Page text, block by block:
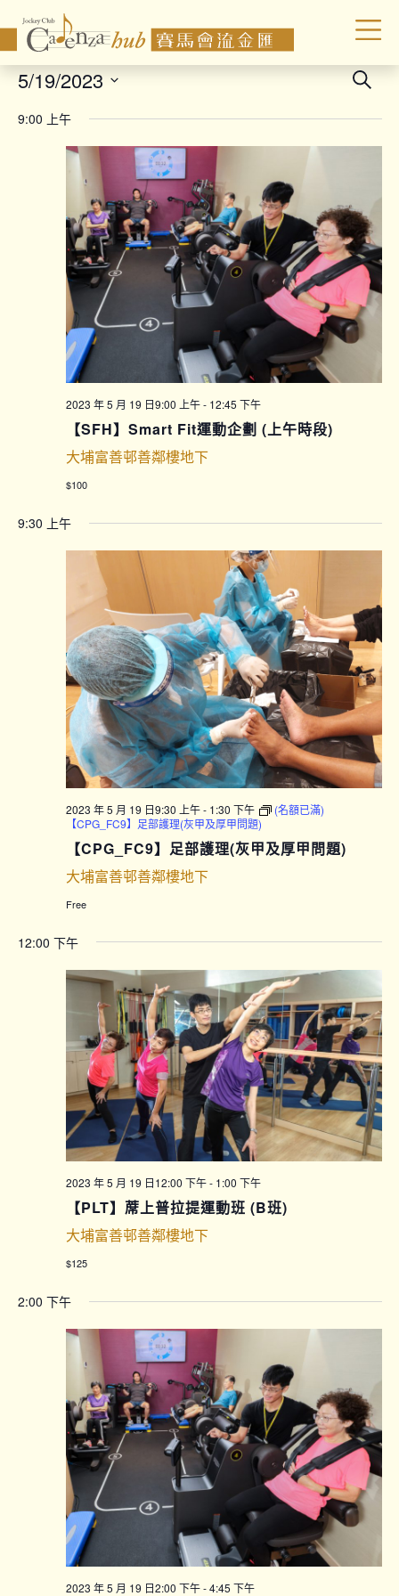
Search
5/19/2023
date.
9:00 上午
2023 年 5 月 19 日9:00 上午- 12:45 下午
【SFH】Smart Fit運動企劃 (上午時段)
大埔富善邨善鄰樓地下
$100
9:30 上午
2023 年 5 月 19 日9:30 上午- 1:30 下午
(名額已滿)
【CPG_FC9】足部護理(灰甲及厚甲問題)
【CPG_FC9】足部護理(灰甲及厚甲問題)
大埔富善邨善鄰樓地下
Free
12:00 下午
2023 年 5 月 19 日12:00 下午- 1:00 下午
【PLT】蓆上普拉提運動班 (B班)
大埔富善邨善鄰樓地下
$125
2:00 下午
2023 年 5 月 19 日2:00 下午-4:45 下午